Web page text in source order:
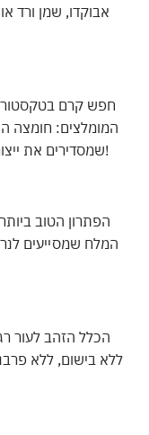
אבוקדו, שמן ורד
חפש קרם
המומלצים: חומצה
שמסדירים את ייצור חלב העור. חשוב: גם עור שמן צריך לחות!
הפתרון הטוב
המלח שמסייעים
הכלל הזהב לעור
ללא בישום, ללא